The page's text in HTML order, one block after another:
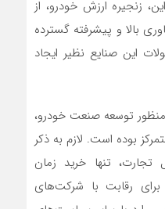
زنجیره ارزش خودرو، از
بالا و پیشرفته گسترده
این صنایع نظیر ایجاد
توسعه صنعت خودرو،
بوده است. لازم به ذکر
تنها خرید زمان
رقابت با شرکت‌های